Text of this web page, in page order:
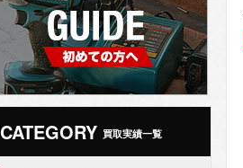
CATEGORY 買取実績一覧